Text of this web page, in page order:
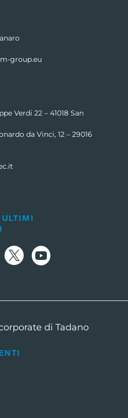
group.eu
Verdi 22 – 41018 San
da Vinci, 12 – 29016
di Tadano